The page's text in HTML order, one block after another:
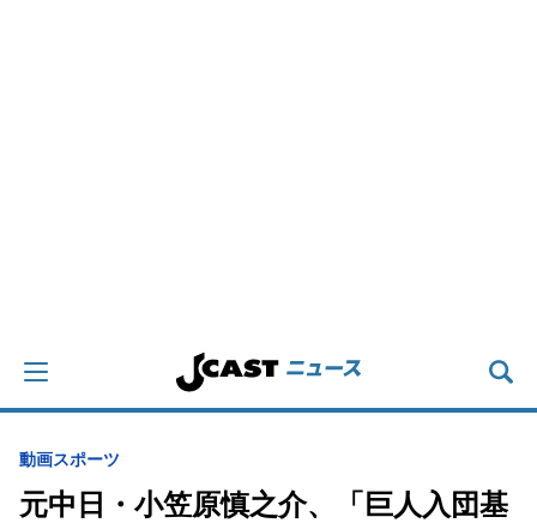
動画スポーツ
元中日・小笠原慎之介、「巨人入団基